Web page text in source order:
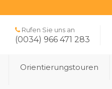
Rufen Sie uns an
(0034) 966 471 283
Orientierungstouren